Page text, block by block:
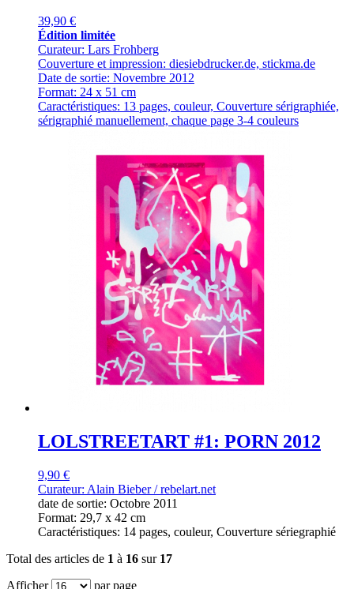
39,90 €
Édition limitée
Curateur: Lars Frohberg
Couverture et impression: diesiebdrucker.de, stickma.de
Date de sortie: Novembre 2012
Format: 24 x 51 cm
Caractéristiques: 13 pages, couleur, Couverture sérigraphiée,
sérigraphié manuellement, chaque page 3-4 couleurs
LOLSTREETART #1: PORN 2012
9,90 €
Curateur: Alain Bieber /rebelart.net
date de sortie: Octobre 2011
Format: 29,7 x 42 cm
Caractéristiques: 14 pages, couleur, Couverture sériegraphié
Total des articles de 1 à 16 sur 17
Afficher
par page